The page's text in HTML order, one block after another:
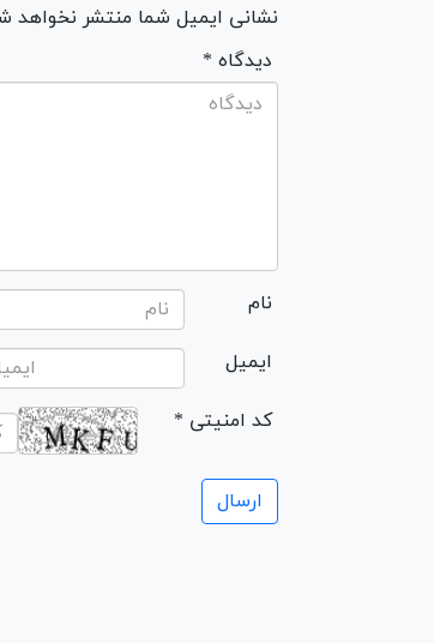
نشانی ایمیل شما منتشر نخواهد
* دیدگاه
نام
ایمیل
* کد امنیتی